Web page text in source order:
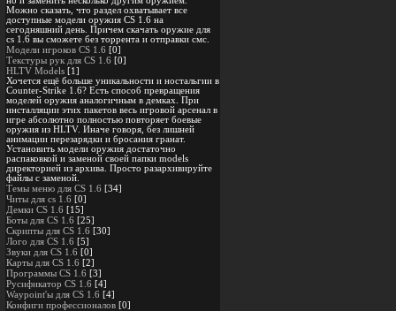
Можно сказать, что раздел охватывает все
доступные модели оружия CS 1.6 на
сегодняшний день. Причем скачать оружие для
cs 1.6 вы сможете без торрента и отправки смс.
Модели игроков CS 1.6 [0]
Текстуры рук для CS 1.6 [0]
HLTV Models [1]
Хочется ещё больше уникальности и ностальгии в
Counter-Strike 1.6? Есть способ превращения
моделей оружия аналогичным в демках. При
инсталляции этих пакетов весь игровой арсенал в
игре абсолютно полностью повторяет боевые
оружия из HLTV. Иначе говоря, без лишней
анимации перезарядки и бросания гранат.
Установить модели оружия достаточно
распаковкой и заменой своей папки models
директорией из архива. Просто разархивируйте
файлы с заменой.
Темы меню для CS 1.6 [34]
Читы для cs 1.6 [0]
Демки CS 1.6 [15]
Боты для CS 1.6 [25]
Скрипты для CS 1.6 [30]
Лого для CS 1.6 [5]
Звуки для CS 1.6 [0]
Карты для CS 1.6 [2]
Программы CS 1.6 [3]
Русификатор CS 1.6 [4]
Waypoint'ы для CS 1.6 [4]
Конфиги профессионалов [0]